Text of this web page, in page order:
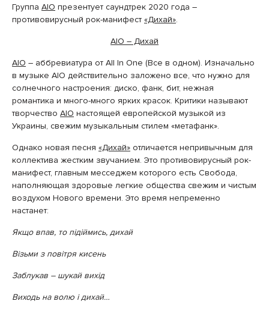
Группа AIO презентует саундтрек 2020 года –
противовирусный рок-манифест «Дихай».
AIO – Дихай
AIO – аббревиатура от All In One (Все в одном). Изначально
в музыке AIO действительно заложено все, что нужно для
солнечного настроения: диско, фанк, бит, нежная
романтика и много-много ярких красок. Критики называют
творчество AIO настоящей европейской музыкой из
Украины, свежим музыкальным стилем «метафанк».
Однако новая песня «Дихай» отличается непривычным для
коллектива жестким звучанием. Это противовирусный рок-
манифест, главным месседжем которого есть Свобода,
наполняющая здоровые легкие общества свежим и чистым
воздухом Нового времени. Это время непременно
настанет:
Якщо впав, то підіймись, дихай
Візьми з повітря кисень
Заблукав – шукай вихід
Виходь на волю і дихай…